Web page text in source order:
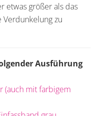
etwas größer als das
Verdunkelung zu
Ausführung
(auch mit farbigem